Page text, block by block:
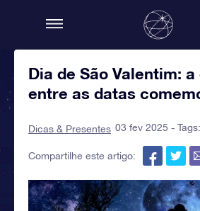
Dia de São Valentim:
entre as datas
Dicas & Presentes 03 fev 2025 - Tags:
Compartilhe este artigo: